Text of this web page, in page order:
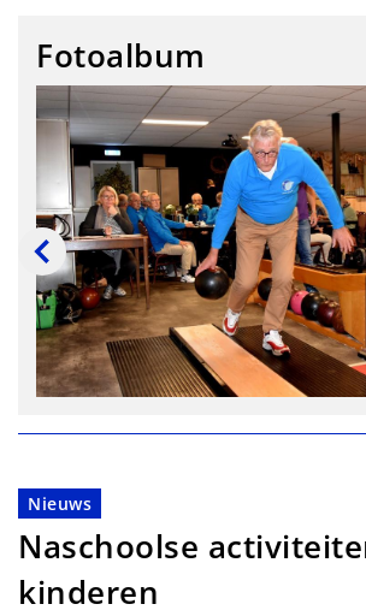
Fotoalbum
Nieuws
Naschoolse
kinderen